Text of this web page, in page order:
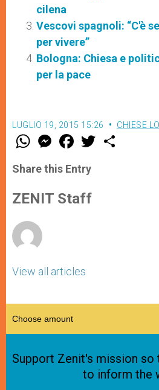
cilena
Vescovi spagnoli: “C'è
per vivere”
Bologna: Chiesa e
per la pace
LUGLIO 19, 2015 15:26 CHIESE
W
t
s
p
p
M
e
s
e
g
e
F
a
e
b
o
k
w
Share this Entry
ZENIT Staff
View all articles